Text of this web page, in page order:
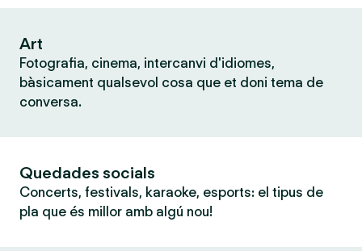
Art
Fotografia, cinema, intercanvi d'idiomes,
bàsicament qualsevol cosa que et doni tema de
conversa.
Quedades socials
Concerts, festivals, karaoke, esports: el tipus de
pla que és millor amb algú nou!